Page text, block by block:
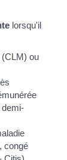
lorsqu'il
(CLM) ou
demi-
congé